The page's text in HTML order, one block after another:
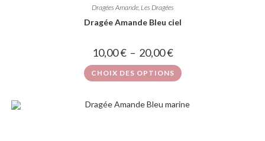
Dragées Amande, Les Dragées
Dragée Amande Bleu ciel
10,00€ – 20,00€
CHOIX DES OPTIONS